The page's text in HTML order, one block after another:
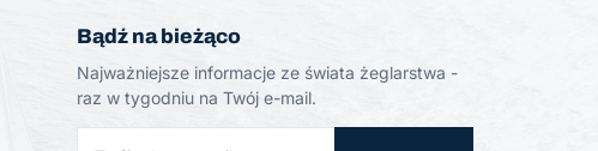
Bądź na bieżąco
Najważniejsze informacje ze świata żeglarstwa -
raz w tygodniu na Twój e-mail.